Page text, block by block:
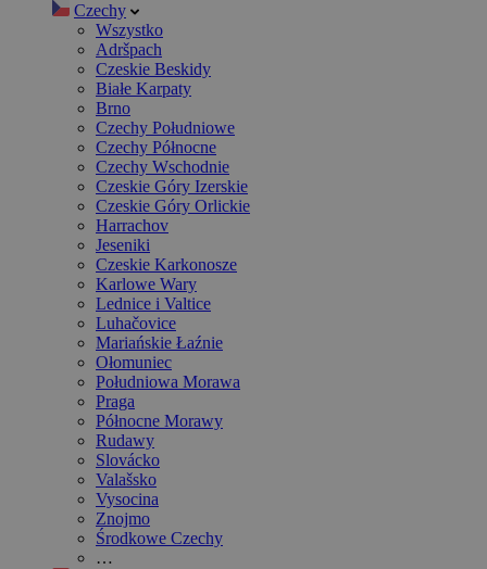
Czechy
Wszystko
Adršpach
Czeskie Beskidy
Białe Karpaty
Brno
Czechy Południowe
Czechy Północne
Czechy Wschodnie
Czeskie Góry Izerskie
Czeskie Góry Orlickie
Harrachov
Jeseniki
Czeskie Karkonosze
Karlowe Wary
Lednice i Valtice
Luhačovice
Mariańskie Łaźnie
Ołomuniec
Południowa Morawa
Praga
Północne Morawy
Rudawy
Slovácko
Valašsko
Vysocina
Znojmo
Środkowe Czechy
…